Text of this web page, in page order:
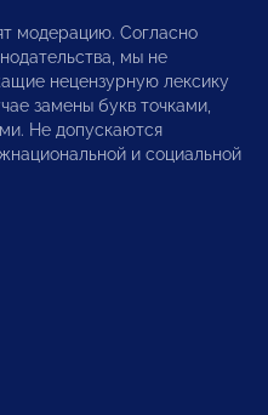
модерацию. Согласно
мы не
нецензурную лексику
замены букв точками,
Не допускаются
и социальной